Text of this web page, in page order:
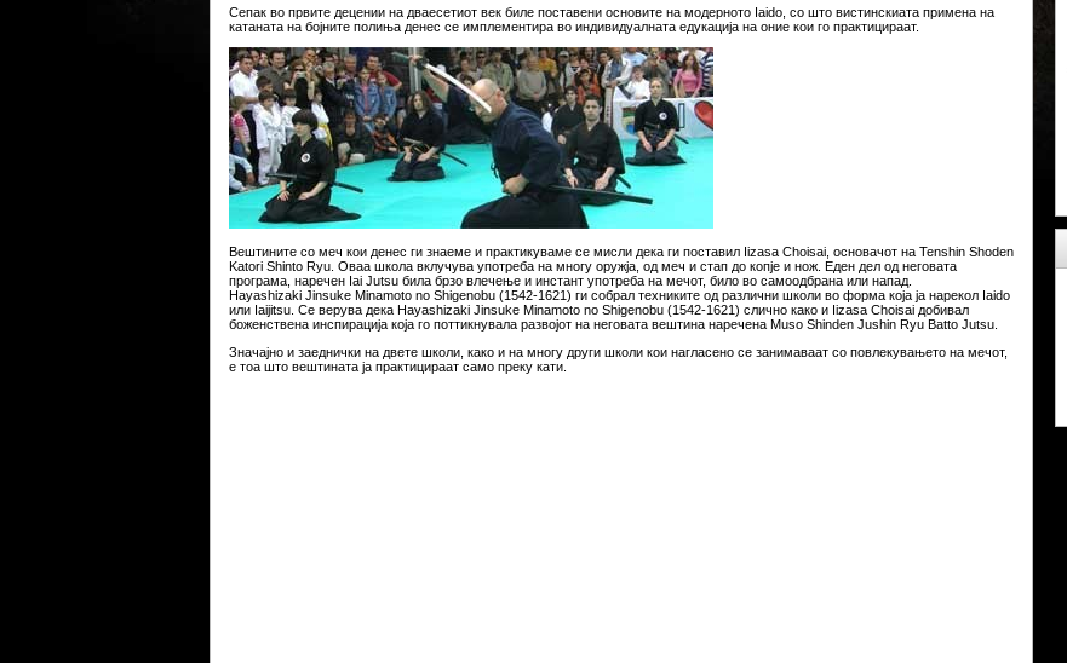
Сепак во првите децении на дваесетиот век биле поставени основите на модерното Iaido, со што вистинскиата примена на
катаната на бојните полиња денес се имплементира во индивидуалната едукација на оние кои го практицираат.
Вештините со меч кои денес ги знаеме и практикуваме се мисли дека ги поставил Iizasa Choisai, основачот на Tenshin Shoden
Katori Shinto Ryu. Оваа школа вклучува употреба на многу оружја, од меч и стап до копје и нож. Еден дел од неговата
програма, наречен Iai Jutsu била брзо влечење и инстант употреба на мечот, било во самоодбрана или напад.
Hayashizaki Jinsuke Minamoto no Shigenobu (1542-1621) ги собрал техниките од различни школи во форма која ја нарекол Iaido
или Iaijitsu. Се верува дека Hayashizaki Jinsuke Minamoto no Shigenobu (1542-1621) слично како и Iizasa Choisai добивал
боженствена инспирација која го поттикнувала развојот на неговата вештина наречена Muso Shinden Jushin Ryu Batto Jutsu.
Значајно и заеднички на двете школи, како и на многу други школи кои нагласено се занимаваат со повлекувањето на мечот,
е тоа што вештината ја практицираат само преку кати.